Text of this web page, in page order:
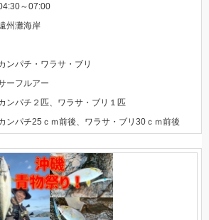
～07:00
州灘海岸
ンパチ・ワラサ・ブリ
ーフルアー
ンパチ２匹、ワラサ・ブリ１匹
ンパチ25ｃｍ前後、ワラサ・ブリ30ｃｍ前後